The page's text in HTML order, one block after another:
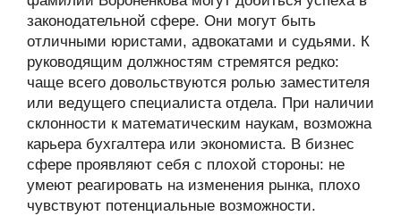
законодательной сфере. Они могут быть
отличными юристами, адвокатами и судьями. К
руководящим должностям стремятся редко:
чаще всего довольствуются ролью заместителя
или ведущего специалиста отдела. При наличии
склонности к математическим наукам, возможна
карьера бухгалтера или экономиста. В бизнес
сфере проявляют себя с плохой стороны: не
умеют реагировать на изменения рынка, плохо
чувствуют потенциальные возможности.